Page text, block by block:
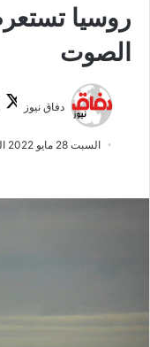
روسيا
الصوت
دفاق نيوز
السبت 28 مايو 2022 الساعة 4:34 م